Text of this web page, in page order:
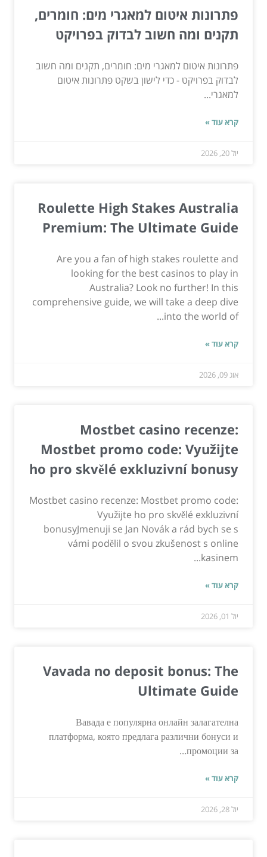
פתרונות איטום למאגרי מים: חומרים,
תקנים ומה חשוב לבדוק בפרויקט
פתרונות איטום למאגרי מים: חומרים, תקנים ומה חשוב
לבדוק בפרויקט - כדי לישון בשקט פתרונות איטום
למאגרי...
קרא עוד »
יול 20, 2026
Roulette High Stakes Australia
Premium: The Ultimate Guide
Are you a fan of high stakes roulette and
looking for the best casinos to play in
Australia? Look no further! In this
comprehensive guide, we will take a deep dive
into the world of...
קרא עוד »
אוג 09, 2026
Mostbet casino recenze:
Mostbet promo code: Využijte
ho pro skvělé exkluzivní bonusy
Mostbet casino recenze: Mostbet promo code:
Využijte ho pro skvělé exkluzivní
bonusyJmenuji se Jan Novák a rád bych se s
vámi podělil o svou zkušenost s online
kasinem...
קרא עוד »
יול 01, 2026
Vavada no deposit bonus: The
Ultimate Guide
Вавада е популярна онлайн залагателна
платформа, която предлага различни бонуси и
промоции за...
קרא עוד »
יול 28, 2026